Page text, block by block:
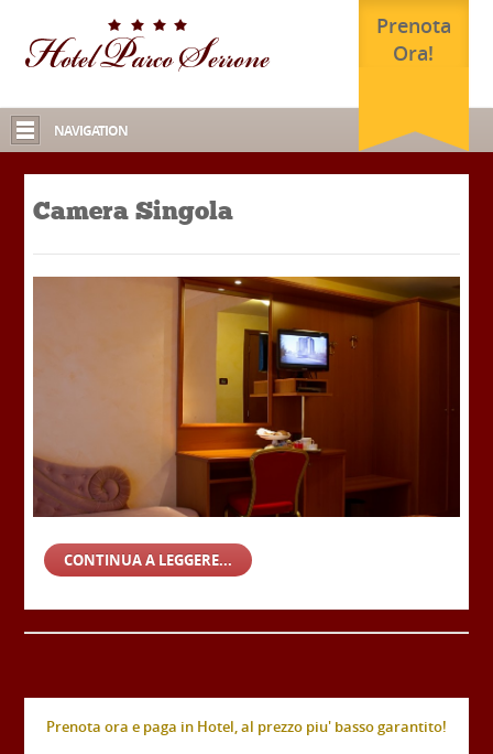
Prenota
Ora!
NAVIGATION
Camera Singola
CONTINUA A LEGGERE...
Prenota ora e paga in Hotel, al prezzo piu' basso garantito!